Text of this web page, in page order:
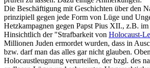
Die Beschäftigung mit Geschichten über den
prinzipiell gegen jede Form von Lüge und
Hetzkampagnen gegen Papst Pius XII., z.B. im
Hinsichtlich der "Strafbarkeit von Holocaust-
Millionen Juden ermordet wurden, dass in
bzw. darf man das alles gar nicht glauben.
Holocaustleugnung verurteilen, der bzgl. des